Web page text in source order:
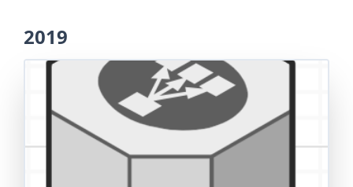
2019